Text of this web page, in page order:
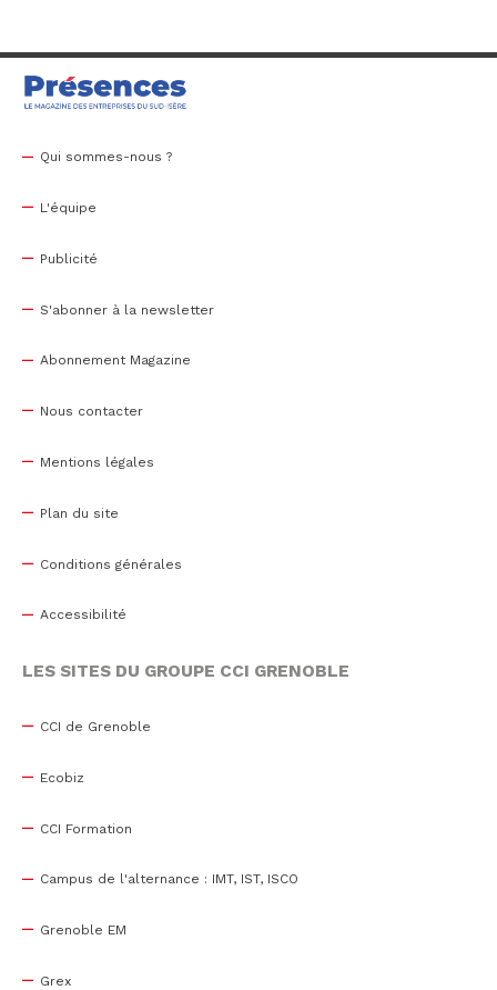
Qui sommes-nous ?
L'équipe
Publicité
S'abonner à la newsletter
Abonnement Magazine
Nous contacter
Mentions légales
Plan du site
Conditions générales
Accessibilité
LES SITES DU GROUPE CCI GRENOBLE
CCI de Grenoble
Ecobiz
CCI Formation
Campus de l'alternance : IMT, IST, ISCO
Grenoble EM
Grex